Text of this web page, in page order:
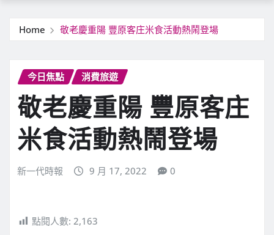
Home 敬老慶重陽 豐原客庄米食活動熱鬧登場
今日焦點 消費旅遊
敬老慶重陽 豐原客庄
米食活動熱鬧登場
新一代時報 9 月 17, 2022 0
點閱人數: 2,163